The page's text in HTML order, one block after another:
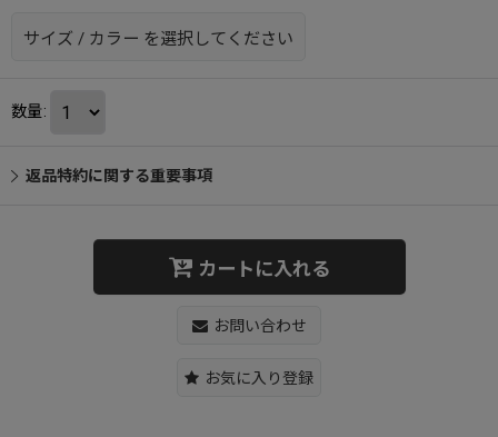
サイズ / カラー を選択してください
数量:
返品特約に関する重要事項
カートに入れる
お問い合わせ
お気に入り登録